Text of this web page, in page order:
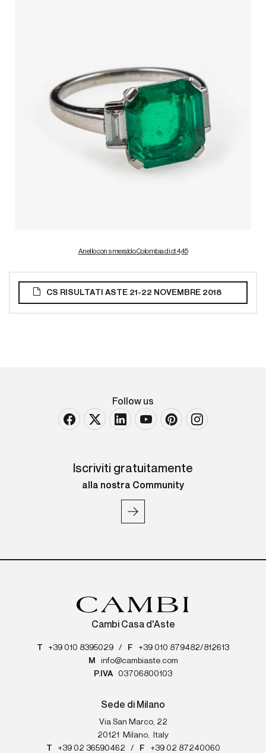
Anello con smeraldo Colombia di ct 4,45
CS RISULTATI ASTE 21-22 NOVEMBRE 2018
Follow us
Iscriviti gratuitamente
alla nostra Community
Cambi Casa d'Aste
T +39 010 8395029 / F
+39 010 879482/812613
M
info@cambiaste.com
P.IVA
03706800103
Sede di Milano
Via San Marco, 22
20121
Milano,
Italy
T
+39 02 36590462 / F
+39 02 87240060